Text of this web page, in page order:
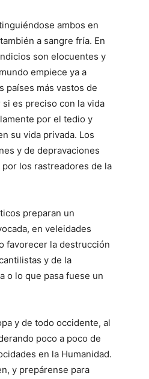
ambos en
a sangre fría. En
son elocuentes y
empiece ya a
países más vastos de
es preciso con la vida
por el tedio y
su vida privada. Los
y de depravaciones
los rastreadores de la
preparan un
en veleidades
favo­recer la destrucción
y de la
o lo que pasa fuese un
y de todo occidente, al
poco a poco de
en la Humanidad.
y prepárense para